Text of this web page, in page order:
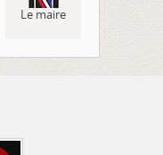
Le maire